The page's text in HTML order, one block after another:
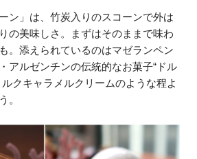
ン」は、竹炭入りのスコーンで外は
の美味しさ。まずはそのままで味わ
。添えられているのはマゼランペン
アルゼンチンの伝統的なお菓子“ドル
クキャラメルクリームのような程よ
。